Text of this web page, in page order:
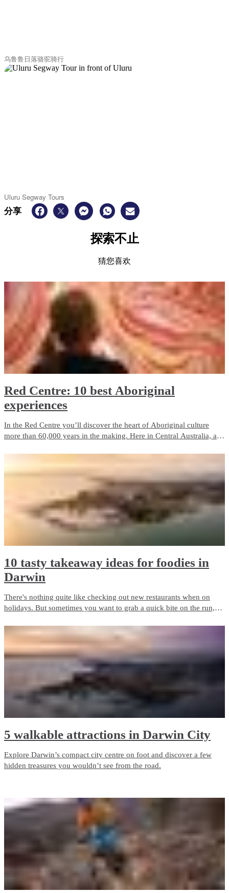
乌鲁鲁日落骆驼骑行
Uluru Segway Tours
分享
探索不止
猜您喜欢
Red Centre: 10 best Aboriginal
experiences
In the Red Centre you’ll discover the heart of Aboriginal culture
more than 60,000 years in the making. Here in Central Australia, art,
10 tasty takeaway ideas for foodies in
Darwin
There's nothing quite like checking out new restaurants when on
holidays. But sometimes you want to grab a quick bite on the run,
pubs, restaurants and cafés - here's 10 of the best takeaway ideas for
5 walkable attractions in Darwin City
Explore Darwin’s compact city centre on foot and discover a few
hidden treasures you wouldn’t see from the road.